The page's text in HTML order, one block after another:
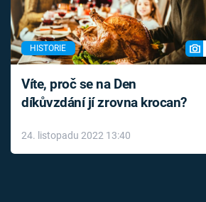
HISTORIE
Víte, proč se na Den
díkůvzdání jí zrovna krocan?
24. listopadu 2022 13:40